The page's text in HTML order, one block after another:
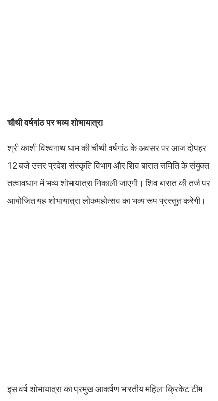
चौथी वर्षगांठ पर भव्य शोभायात्रा
श्री काशी विश्वनाथ धाम की चौथी वर्षगांठ के अवसर पर आज दोपहर
12 बजे उत्तर प्रदेश संस्कृति विभाग और शिव बारात समिति के संयुक्त
तत्वावधान में भव्य शोभायात्रा निकाली जाएगी। शिव बारात की तर्ज पर
आयोजित यह शोभायात्रा लोकमहोत्सव का भव्य रूप प्रस्तुत करेगी।
इस वर्ष शोभायात्रा का प्रमुख आकर्षण भारतीय महिला क्रिकेट टीम